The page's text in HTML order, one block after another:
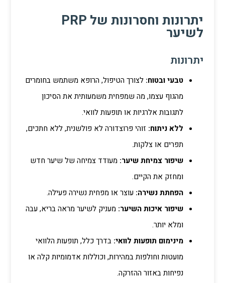
יתרונות וחסרונות של PRP
לשיער
יתרונות
טבעי ובטוח: לצורך הטיפול, הרופא משתמש בחומרים
מהגוף עצמו, מה שמפחית משמעותית את הסיכון
לתגובות אלרגיות או תופעות לוואי.
ללא ניתוח: זוהי פרוצדורה לא פולשנית, ללא חתכים,
תפרים או צלקות.
שיפור צמיחת שיער: מעודד צמיחה של שיער חדש
ומחזק את הקיים.
הפחתת נשירה: עוצר או מפחית נשירה פעילה.
שיפור איכות השיער: מעניק לשיער מראה בריא, עבה
ומלא יותר.
מינימום תופעות לוואי: בדרך כלל, תופעות הלוואי
מועטות וחולפות במהירות, וכוללות אדמומיות קלה או
נפיחות באזור ההזרקה.